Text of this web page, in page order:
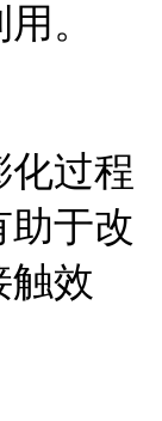
。
化过程
助于改
触效